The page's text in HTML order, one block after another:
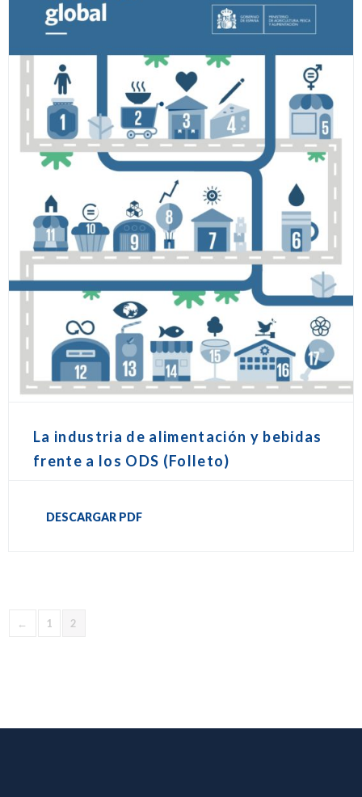
La industria de alimentación y bebidas
frente a los ODS (Folleto)
DESCARGAR PDF
← 1 2